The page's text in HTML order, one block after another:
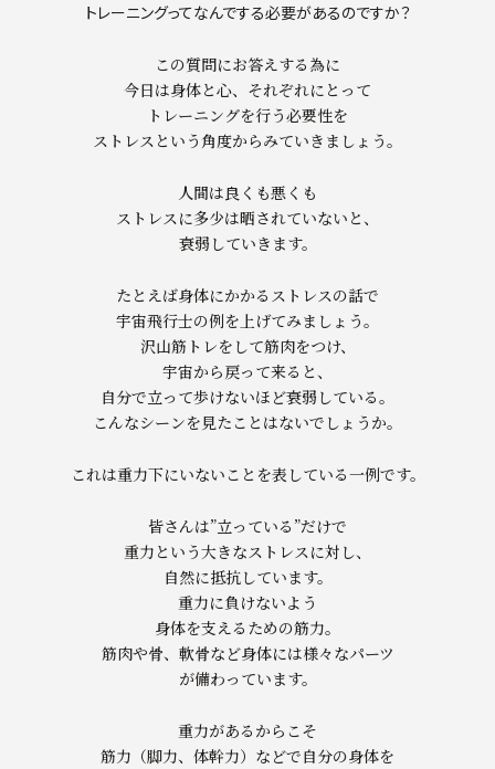
トレーニングってなんでする必要があるのですか？
この質問にお答えする為に
今日は身体と心、それぞれにとって
トレーニングを行う必要性を
ストレスという角度からみていきましょう。
人間は良くも悪くも
ストレスに多少は晒されていないと、
衰弱していきます。
たとえば身体にかかるストレスの話で
宇宙飛行士の例を上げてみましょう。
沢山筋トレをして筋肉をつけ、
宇宙から戻って来ると、
自分で立って歩けないほど衰弱している。
こんなシーンを見たことはないでしょうか。
これは重力下にいないことを表している一例です。
皆さんは”立っている”だけで
重力という大きなストレスに対し、
自然に抵抗しています。
重力に負けないよう
身体を支えるための筋力。
筋肉や骨、軟骨など身体には様々なパーツ
が備わっています。
重力があるからこそ
筋力（脚力、体幹力）などで自分の身体を